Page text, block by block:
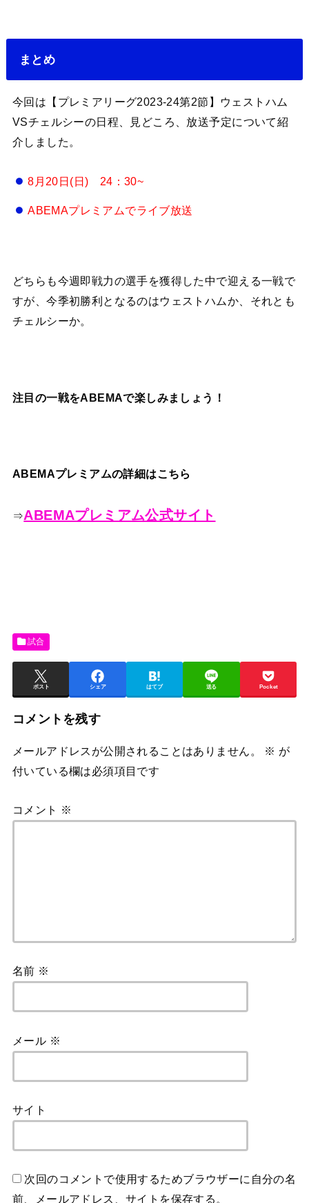
まとめ
今回は【プレミアリーグ2023-24第2節】ウェストハム
VSチェルシーの日程、見どころ、放送予定について紹
介しました。
8月20日(日) 24：30~
ABEMAプレミアムでライブ放送
どちらも今週即戦力の選手を獲得した中で迎える一戦で
すが、今季初勝利となるのはウェストハムか、それとも
チェルシーか。
注目の一戦をABEMAで楽しみましょう！
ABEMAプレミアムの詳細はこちら
⇒ABEMAプレミアム公式サイト
試合
ポスト シェア はてブ 送る Pocket
コメントを残す
メールアドレスが公開されることはありません。 ※ が
付いている欄は必須項目です
コメント ※
名前 ※
メール ※
サイト
次回のコメントで使用するためブラウザーに自分の名
前、メールアドレス、サイトを保存する。